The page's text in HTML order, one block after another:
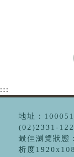
:::
地址：
(02)2331-
最佳瀏覽狀
析度